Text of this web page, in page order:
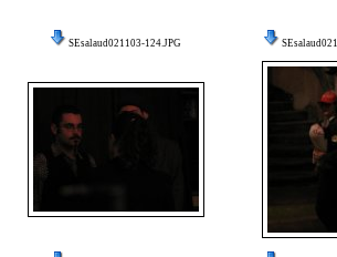
SEsalaud021103-124.JPG